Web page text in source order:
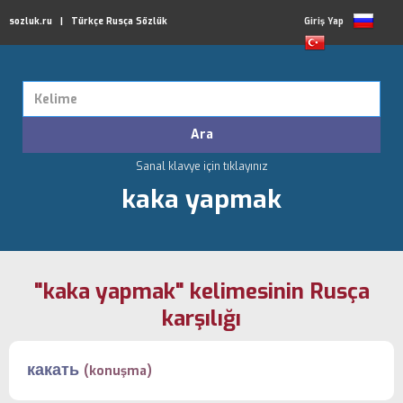
sozluk.ru | Türkçe Rusça Sözlük Giriş Yap
Sanal klavye için tıklayınız
kaka yapmak
"kaka yapmak" kelimesinin Rusça
karşılığı
какать (konuşma)